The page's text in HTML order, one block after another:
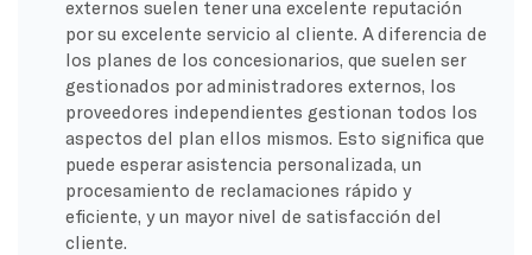
externos suelen tener una excelente reputación
por su excelente servicio al cliente. A diferencia de
los planes de los concesionarios, que suelen ser
gestionados por administradores externos, los
proveedores independientes gestionan todos los
aspectos del plan ellos mismos. Esto significa que
puede esperar asistencia personalizada, un
procesamiento de reclamaciones rápido y
eficiente, y un mayor nivel de satisfacción del
cliente.